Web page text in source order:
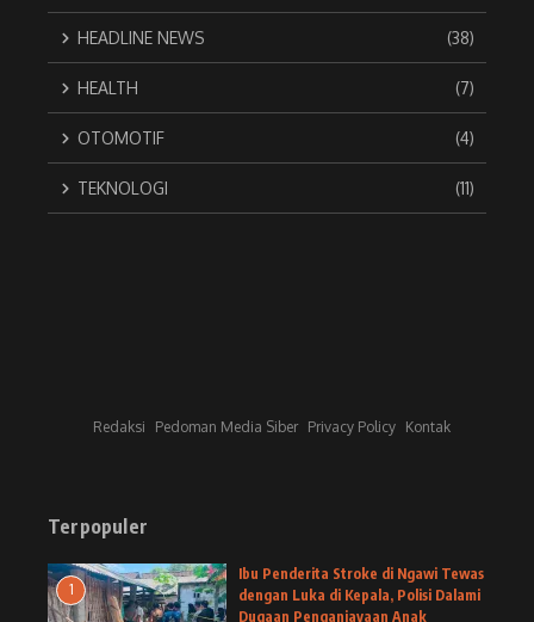
HEADLINE NEWS (38)
HEALTH (7)
OTOMOTIF (4)
TEKNOLOGI (11)
Redaksi Pedoman Media Siber Privacy Policy Kontak
Terpopuler
1
Ibu Penderita Stroke di Ngawi Tewas
dengan Luka di Kepala, Polisi Dalami
Dugaan Penganiayaan Anak